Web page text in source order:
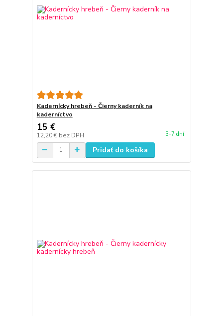
Kadernícky hrebeň - Čierny kaderník na
kaderníctvo
15 €
12,20 € bez DPH 3-7 dní
Pridať do košíka